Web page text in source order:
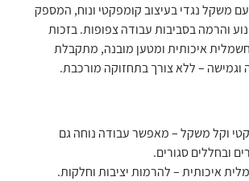
משקל נגדי בעיצוב קומפקטי ונוח, המספק
והרמה בסביבות עבודה צפופות. בזכות
איכותית ומטען מובנה, מתקבלת
– ללא צורך בתחזוקה מורכבת.
וקל משקל – מאפשר עבודה נוחה גם
ובחללים סגורים.
איכותית – להרמות יציבות וחלקות.